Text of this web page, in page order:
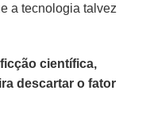
a tecnologia talvez
científica,
descartar o fator